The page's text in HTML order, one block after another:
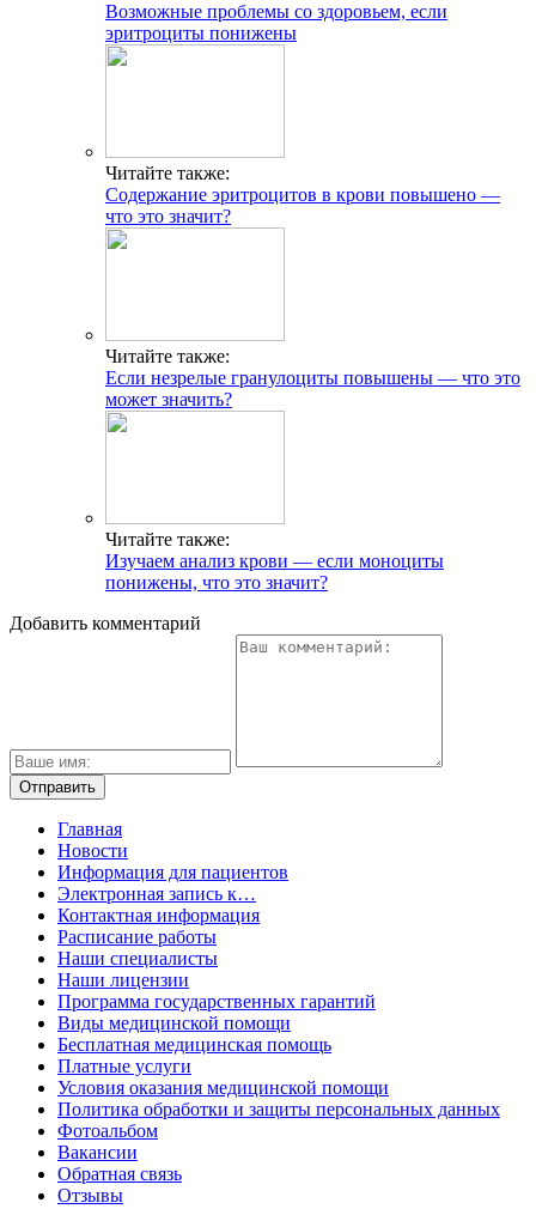
Возможные проблемы со здоровьем, если
эритроциты понижены
Читайте также:
Содержание эритроцитов в крови повышено —
что это значит?
Читайте также:
Если незрелые гранулоциты повышены — что это
может значить?
Читайте также:
Изучаем анализ крови — если моноциты
понижены, что это значит?
Добавить комментарий
Главная
Новости
Информация для пациентов
Электронная запись к…
Контактная информация
Расписание работы
Наши специалисты
Наши лицензии
Программа государственных гарантий
Виды медицинской помощи
Бесплатная медицинская помощь
Платные услуги
Условия оказания медицинской помощи
Политика обработки и защиты персональных данных
Фотоальбом
Вакансии
Обратная связь
Отзывы